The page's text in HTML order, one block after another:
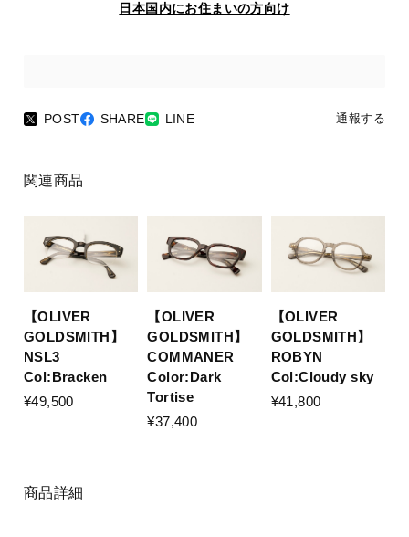
日本国内にお住まいの方向け
POST SHARE LINE 通報する
関連商品
【OLIVER
GOLDSMITH】
NSL3
Col:Bracken
¥49,500
【OLIVER
GOLDSMITH】
COMMANER
Color:Dark
Tortise
¥37,400
【OLIVER
GOLDSMITH】
ROBYN
Col:Cloudy sky
¥41,800
商品詳細